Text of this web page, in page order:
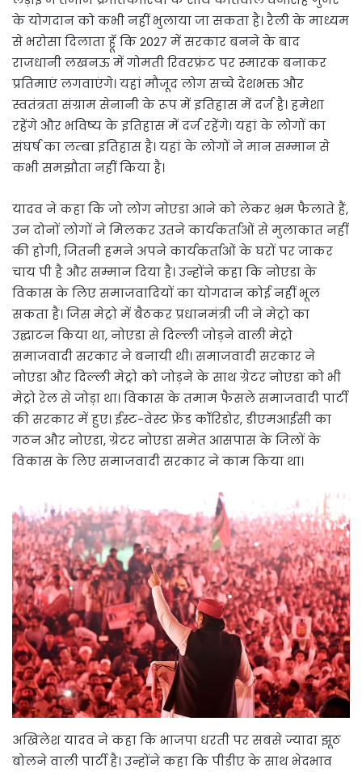
के योगदान को कभी नहीं भुलाया जा सकता है। रैली के माध्यम
से भरोसा दिलाता हॅू कि 2027 में सरकार बनने के बाद
राजधानी लखनऊ में गोमती रिवरफ्रंट पर स्मारक बनाकर
प्रतिमाएं लगवाएंगे। यहां मौजूद लोग सच्चे देशभक्त और
स्वतंत्रता संग्राम सेनानी के रूप में इतिहास में दर्ज है। हमेशा
रहेंगे और भविष्य के इतिहास में दर्ज रहेंगे। यहां के लोगों का
संघर्ष का लम्बा इतिहास है। यहां के लोगों ने मान सम्मान से
कभी समझौता नहीं किया है।
यादव ने कहा कि जो लोग नोएडा आने को लेकर भ्रम फैलाते हैं,
उन दोनों लोगों ने मिलकर उतने कार्यकर्ताओं से मुलाकात नहीं
की होगी, जितनी हमने अपने कार्यकर्ताओं के घरों पर जाकर
चाय पी है और सम्मान दिया है। उन्होंने कहा कि नोएडा के
विकास के लिए समाजवादियों का योगदान कोई नहीं भूल
सकता है। जिस मेट्रो में बैठकर प्रधानमंत्री जी ने मेट्रो का
उद्घाटन किया था, नोएडा से दिल्ली जोड़ने वाली मेट्रो
समाजवादी सरकार ने बनायी थी। समाजवादी सरकार ने
नोएडा और दिल्ली मेट्रो को जोड़ने के साथ ग्रेटर नोएडा को भी
मेट्रो रेल से जोड़ा था। विकास के तमाम फैसले समाजवादी पार्टी
की सरकार में हुए। ईस्ट-वेस्ट फ्रेंड कॉरिडोर, डीएमआईसी का
गठन और नोएडा, ग्रेटर नोएडा समेत आसपास के जिलों के
विकास के लिए समाजवादी सरकार ने काम किया था।
अखिलेश यादव ने कहा कि भाजपा धरती पर सबसे ज्यादा झूठ
बोलने वाली पार्टी है। उन्होंने कहा कि पीडीए के साथ भेदभाव